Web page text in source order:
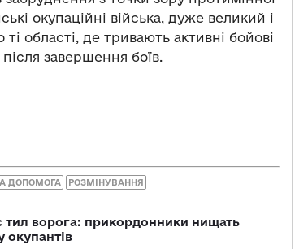
окупаційні війська, дуже великий і
області, де тривають активні бойові
завершення боїв.
ДОПОМОГА РОЗМІНУВАННЯ
ворога: прикордонники нищать
окупантів